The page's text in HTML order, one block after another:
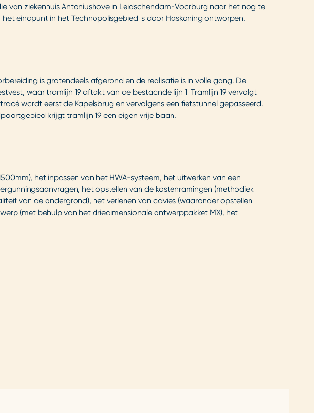
ziekenhuis Antoniushove in Leidschendam-Voorburg naar het nog te
eindpunt in het Technopolisgebied is door Haskoning ontworpen.
is grotendeels afgerond en de realisatie is in volle gang. De
waar tramlijn 19 aftakt van de bestaande lijn 1. Tramlijn 19 vervolgt
wordt eerst de Kapelsbrug en vervolgens een fietstunnel gepasseerd.
krijgt tramlijn 19 een eigen vrije baan.
het inpassen van het HWA-systeem, het uitwerken van een
het opstellen van de kostenramingen (methodiek
van de ondergrond), het verlenen van advies (waaronder opstellen
(met behulp van het driedimensionale ontwerppakket MX), het